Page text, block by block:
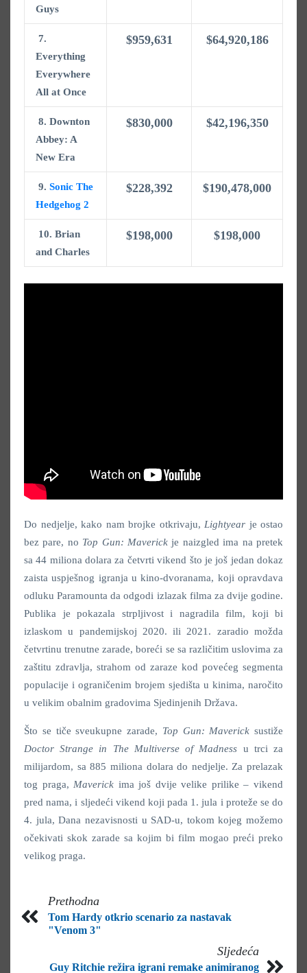
Guys
7.
Everything
Everywhere
All at Once
$959,631 $64,920,186
8. Downton
Abbey: A
New Era
$830,000 $42,196,350
9. Sonic The
Hedgehog 2
$228,392 $190,478,000
10. Brian
and Charles
$198,000 $198,000
Do nedjelje, kako nam brojke otkrivaju, Lightyear je ostao
bez pare, no Top Gun: Maverick je naizgled ima na pretek
sa 44 miliona dolara za četvrti vikend što je još jedan dokaz
zaista uspješnog igranja u kino-dvoranama, koji opravdava
odluku Paramounta da odgodi izlazak filma za dvije godine.
Publika je pokazala strpljivost i nagradila film, koji bi
izlaskom u pandemijskoj 2020. ili 2021. zaradio možda
četvrtinu trenutne zarade, boreći se sa različitim uslovima za
zaštitu zdravlja, strahom od zaraze kod povećeg segmenta
populacije i ograničenim brojem sjedišta u kinima, naročito
u velikim obalnim gradovima Sjedinjenih Država.
Što se tiče sveukupne zarade, Top Gun: Maverick sustiže
Doctor Strange in The Multiverse of Madness u trci za
milijardom, sa 885 miliona dolara do nedjelje. Za prelazak
tog praga, Maverick ima još dvije velike prilike – vikend
pred nama, i sljedeći vikend koji pada 1. jula i proteže se do
4. jula, Dana nezavisnosti u SAD-u, tokom kojeg možemo
očekivati skok zarade sa kojim bi film mogao preći preko
velikog praga.
Prethodna
Tom Hardy otkrio scenario za nastavak
"Venom 3"
Sljedeća
Guy Ritchie režira igrani remake animiranog